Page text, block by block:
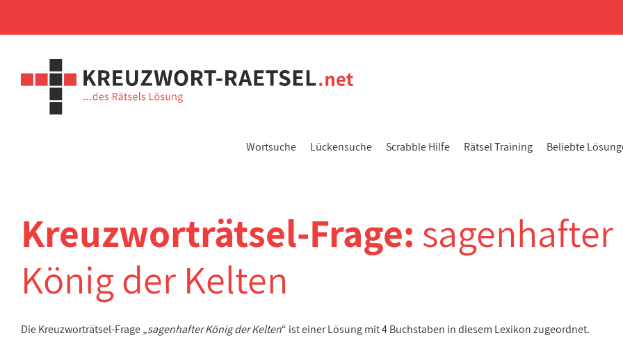
Wortsuche Lückensuche Scrabble Hilfe Rätsel Training Beliebte
Kreuzworträtsel-Frage: sagenhafter
König der Kelten
Die Kreuzworträtsel-Frage „sagenhafter König der Kelten“ ist einer Lösung mit 4 Buchstaben in diesem Lexikon zugeordnet.